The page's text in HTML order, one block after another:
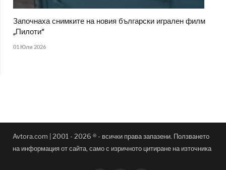
Започнаха снимките на новия български игрален филм
„Пилоти“
01 Юли 2026
Avtora.com | 2001 - 2026 ® - всички права запазени. Ползването
на информация от сайта, само с изричното цитиране на източника